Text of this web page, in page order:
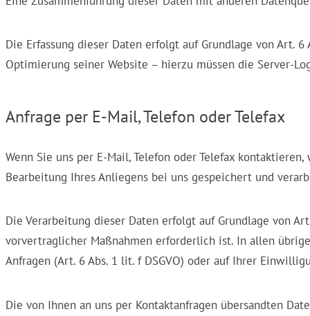
Die Erfassung dieser Daten erfolgt auf Grundlage von Art.
Optimierung seiner Website – hierzu müssen die Server-
Anfrage per E-Mail, Telefon oder Telefax
Wenn Sie uns per E-Mail, Telefon oder Telefax
Bearbeitung Ihres Anliegens bei uns gespeichert und
Die Verarbeitung dieser Daten erfolgt auf Grundlage von
vorvertraglicher Maßnahmen erforderlich ist. In allen
Anfragen (Art. 6 Abs. 1 lit. f DSGVO) oder auf Ihrer
Die von Ihnen an uns per Kontaktanfragen übersandten